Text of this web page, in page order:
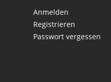
Anmelden
Registrieren
Passwort vergessen